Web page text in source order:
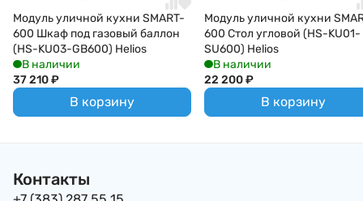
Модуль уличной кухни SMART-
600 Шкаф под газовый баллон
(HS-KU03-GB600) Helios
В наличии
37 210₽
В корзину
Модуль уличной кухни
600 Стол угловой (HS-KU01-
SU600) Helios
В наличии
22 200₽
В корзину
Контакты